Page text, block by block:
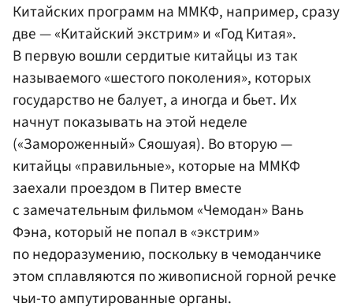
Китайских программ на ММКФ, например, сразу
две — «Китайский экстрим» и «Год Китая».
В первую вошли сердитые китайцы из так
называемого «шестого поколения», которых
государство не балует, а иногда и бьет. Их
начнут показывать на этой неделе
(«Замороженный» Сяошуая). Во вторую —
китайцы «правильные», которые на ММКФ
заехали проездом в Питер вместе
с замечательным фильмом «Чемодан» Вань
Фэна, который не попал в «экстрим»
по недоразумению, поскольку в чемоданчике
этом сплавляются по живописной горной речке
чьи-то ампутированные органы.